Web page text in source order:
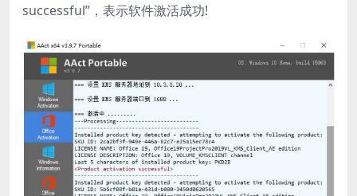
successful”，表示软件激活成功!